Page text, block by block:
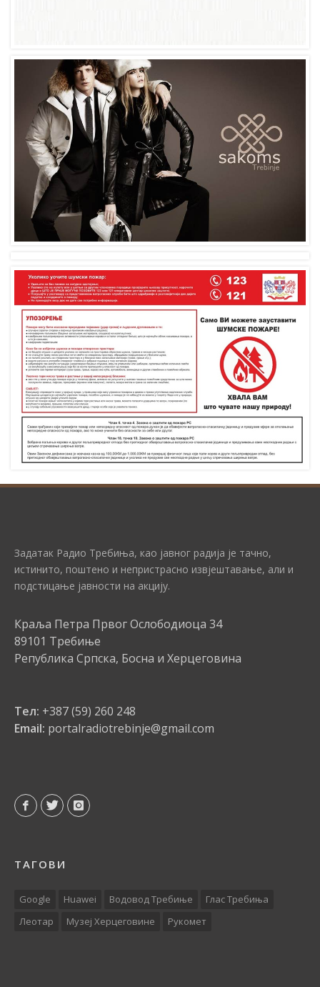
Задатак Радио Требиња, као јавног радија је тачно,
истинито, поштено и непристрасно извјештавање, али и
подстицање јавности на акцију.
Краља Петра Првог Ослободиоца 34
89101 Требиње
Република Српска, Босна и Херцеговина
Тел: +387 (59) 260 248
Email: portalradiotrebinje@gmail.com
ТАГОВИ
Google Huawei Водовод Требиње
Глас Требиња
Леотар
Музеј Херцеговине Рукомет